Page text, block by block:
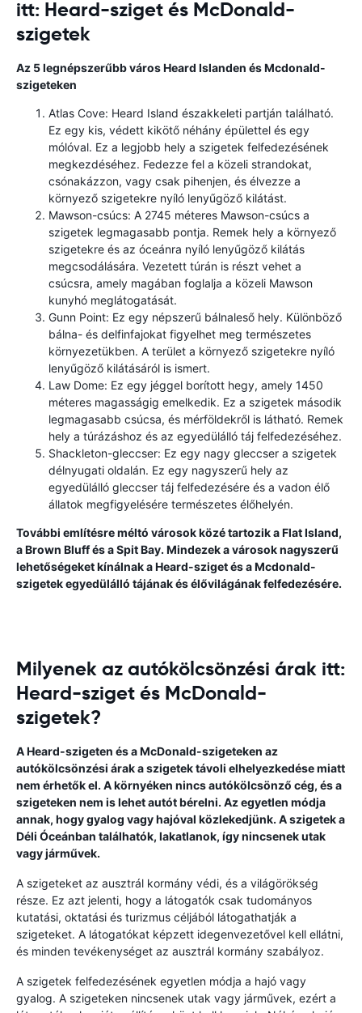
itt: Heard-sziget és McDonald-
szigetek
Az 5 legnépszerűbb város Heard Islanden és Mcdonald-
szigeteken
Atlas Cove: Heard Island északkeleti partján található.
Ez egy kis, védett kikötő néhány épülettel és egy
mólóval. Ez a legjobb hely a szigetek felfedezésének
megkezdéséhez. Fedezze fel a közeli strandokat,
csónakázzon, vagy csak pihenjen, és élvezze a
környező szigetekre nyíló lenyűgöző kilátást.
Mawson-csúcs: A 2745 méteres Mawson-csúcs a
szigetek legmagasabb pontja. Remek hely a környező
szigetekre és az óceánra nyíló lenyűgöző kilátás
megcsodálására. Vezetett túrán is részt vehet a
csúcsra, amely magában foglalja a közeli Mawson
kunyhó meglátogatását.
Gunn Point: Ez egy népszerű bálnaleső hely. Különböző
bálna- és delfinfajokat figyelhet meg természetes
környezetükben. A terület a környező szigetekre nyíló
lenyűgöző kilátásáról is ismert.
Law Dome: Ez egy jéggel borított hegy, amely 1450
méteres magasságig emelkedik. Ez a szigetek második
legmagasabb csúcsa, és mérföldekről is látható. Remek
hely a túrázáshoz és az egyedülálló táj felfedezéséhez.
Shackleton-gleccser: Ez egy nagy gleccser a szigetek
délnyugati oldalán. Ez egy nagyszerű hely az
egyedülálló gleccser táj felfedezésére és a vadon élő
állatok megfigyelésére természetes élőhelyén.
További említésre méltó városok közé tartozik a Flat Island,
a Brown Bluff és a Spit Bay. Mindezek a városok nagyszerű
lehetőségeket kínálnak a Heard-sziget és a Mcdonald-
szigetek egyedülálló tájának és élővilágának felfedezésére.
Milyenek az autókölcsönzési árak itt:
Heard-sziget és McDonald-
szigetek?
A Heard-szigeten és a McDonald-szigeteken az
autókölcsönzési árak a szigetek távoli elhelyezkedése miatt
nem érhetők el. A környéken nincs autókölcsönző cég, és a
szigeteken nem is lehet autót bérelni. Az egyetlen módja
annak, hogy gyalog vagy hajóval közlekedjünk. A szigetek a
Déli Óceánban találhatók, lakatlanok, így nincsenek utak
vagy járművek.
A szigeteket az ausztrál kormány védi, és a világörökség
része. Ez azt jelenti, hogy a látogatók csak tudományos
kutatási, oktatási és turizmus céljából látogathatják a
szigeteket. A látogatókat képzett idegenvezetővel kell ellátni,
és minden tevékenységet az ausztrál kormány szabályoz.
A szigetek felfedezésének egyetlen módja a hajó vagy
gyalog. A szigeteken nincsenek utak vagy járművek, ezért a